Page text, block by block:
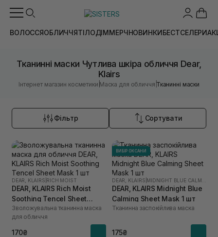
ВОЛОССЯОБЛИЧЧЯТІЛОДІММЕРЧНОВИНКИБЕСТСЕЛЕРИ
Тканинні маски Чутлива шкіра обличчя Dear,
Klairs
Інтернет магазин косметики |Маска для обличчя |Тканинні маски
Фільтр Сортувати
DEAR, KLAIRS RICH MOIST
DEAR, KLAIRS Rich Moist
Soothing Tencel Sheet
Mask 1 шт
Зволожувальна тканинна маска
для обличчя
170₴
ВИБІР ОКСАНИ
DEAR, KLAIRS
DEAR, KLAIRS Midnight Blue
Calming Sheet Mask 1 шт
Тканинна заспокійлива маска
175₴